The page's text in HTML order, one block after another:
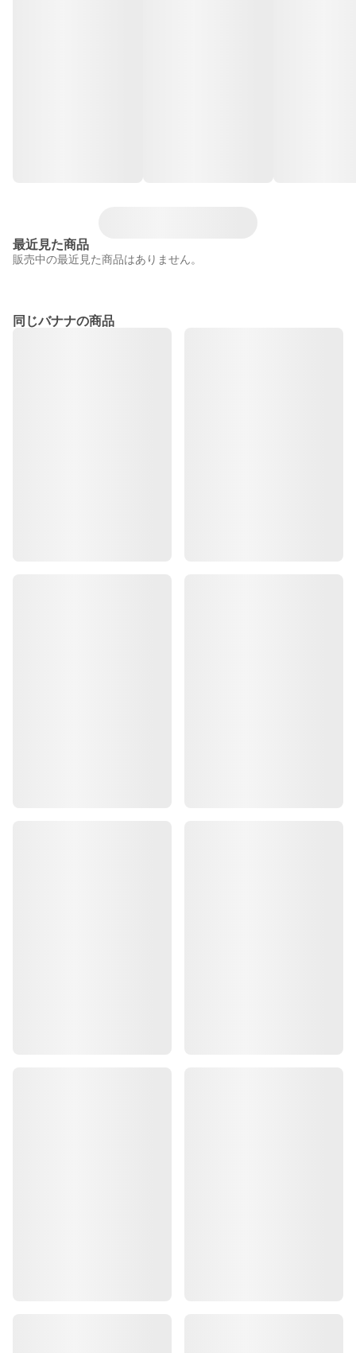
最近見た商品
販売中の最近見た商品はありません。
同じバナナの商品